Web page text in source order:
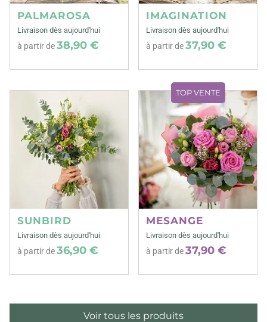
PALMAROSA
Livraison dès aujourd'hui
à partir de38,90 €
IMAGINATION
Livraison dès aujourd'hui
à partir de37,90 €
SUNBIRD
Livraison dès aujourd'hui
à partir de36,90 €
TOP VENTE
MESANGE
Livraison dès aujourd'hui
à partir de37,90 €
Voir tous les produits